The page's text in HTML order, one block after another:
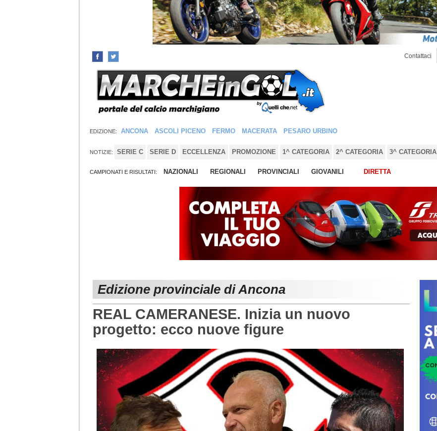
Contattaci
EDIZIONE: ANCONA ASCOLI PICENO FERMO MACERATA PESARO URBINO
NOTIZIE: SERIE C SERIE D ECCELLENZA PROMOZIONE 1^ CATEGORIA 2^ CATEGORIA 3^ CATEGORIA
CAMPIONATI E RISULTATI: NAZIONALI REGIONALI PROVINCIALI GIOVANILI DIRETTA
Edizione provinciale di Ancona
REAL CAMERANESE. Inizia un nuovo
progetto: ecco nuove figure